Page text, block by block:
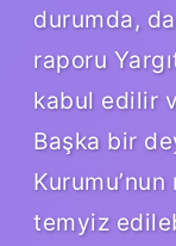
durumda,
raporu
kabul edilir
Başka bir
temyiz